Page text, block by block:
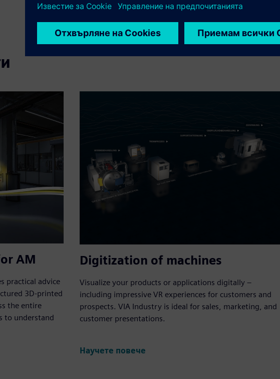
AM
practical advice
3D-printed
the entire
to understand
Digitization of machines
Visualize your products or applications digitally –
including impressive VR experiences for customers and
prospects. VIA Industry is ideal for sales, marketing, and
customer presentations.
Научете повече